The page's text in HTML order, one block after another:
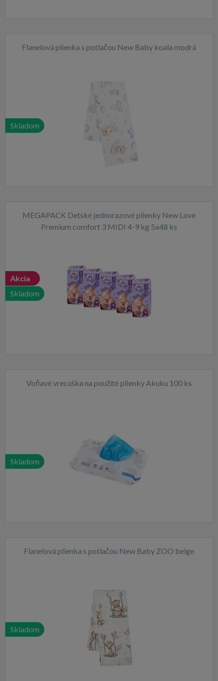
Flanelová plienka s potlačou New Baby koala modrá
Skladom
MEGAPACK Detské jednorazové plienky New Love
Premium comfort 3 MIDI 4-9 kg 5x48 ks
Akcia
Skladom
Voňavé vrecúška na použité plienky Akuku 100 ks
Skladom
Flanelová plienka s potlačou New Baby ZOO beige
Skladom